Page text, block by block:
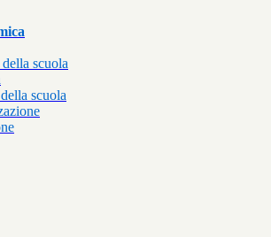
scuola
scuola